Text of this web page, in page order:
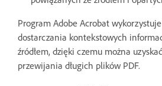
Program Adobe Acrobat
dostarczania kontekstowych
źródłem, dzięki czemu można
przewijania długich plików PDF.